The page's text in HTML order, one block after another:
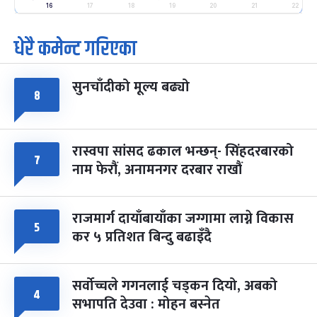
मंगल फाल्गुन २५, २०८३ Mar 9, 2027
७
आइत
पूर्णिमा व्रत
चैत्र ७, २०८३-Mar 21, 2027
८ फागुपूर्णिमा
16 17 18 19 20 21 22
धेरै कमेन्ट गरिएका
८ सुनचाँदीको मूल्य बढ्यो
७ रास्वपा सांसद ढकाल भन्छन्- सिंहदरबारको
नाम फेरौं, अनामनगर दरबार राखौं
५ राजमार्ग दायाँबायाँका जग्गामा लाग्ने विकास
कर ५ प्रतिशत बिन्दु बढाइँदै
४ सर्वोच्चले गगनलाई चड्कन दियो, अबको
सभापति देउवा : मोहन बस्नेत